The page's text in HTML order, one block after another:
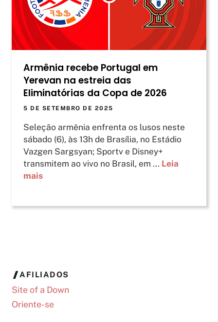
Armênia recebe Portugal em
Yerevan na estreia das
Eliminatórias da Copa de 2026
5 DE SETEMBRO DE 2025
Seleção armênia enfrenta os lusos neste
sábado (6), às 13h de Brasília, no Estádio
Vazgen Sargsyan; Sportv e Disney+
transmitem ao vivo no Brasil, em ... Leia
mais
AFILIADOS
Site of a Down
Oriente-se